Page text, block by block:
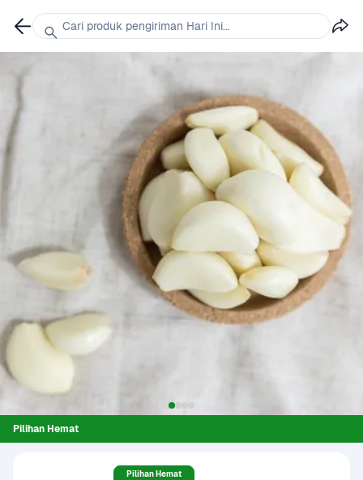
Pilihan Hemat
Pilihan Hemat
Cari produk pengiriman Hari Ini...